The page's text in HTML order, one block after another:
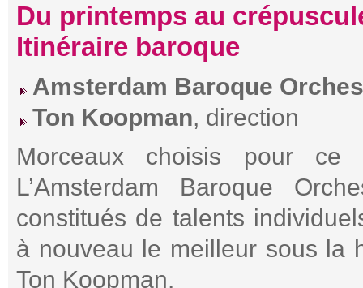
Du printemps au
Itinéraire baroque
Amsterdam Baroque
Ton Koopman, direction
Morceaux choisis pour ce
L’Amsterdam Baroque
constitués de talents
à nouveau le meilleur sous la
Ton Koopman.